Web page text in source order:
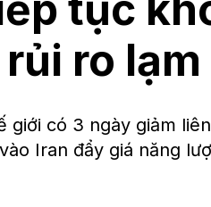
ro
giới có 3 ngày giảm
Iran đẩy giá năng